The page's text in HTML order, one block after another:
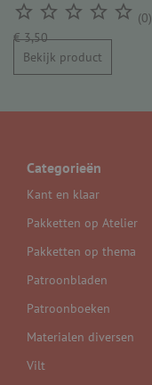
     (0)
€ 3,50
Bekijk product
Categorieën
Kant en klaar
Pakketten op Atelier
Pakketten op thema
Patroonbladen
Patroonboeken
Materialen diversen
Vilt